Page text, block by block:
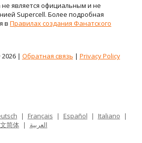
является официальным и не
Supercell. Более подробная
в Правилах создания Фанатского
| Обратная связь | Privacy Policy
| Français | Español | Italiano
|
简体 | العربية